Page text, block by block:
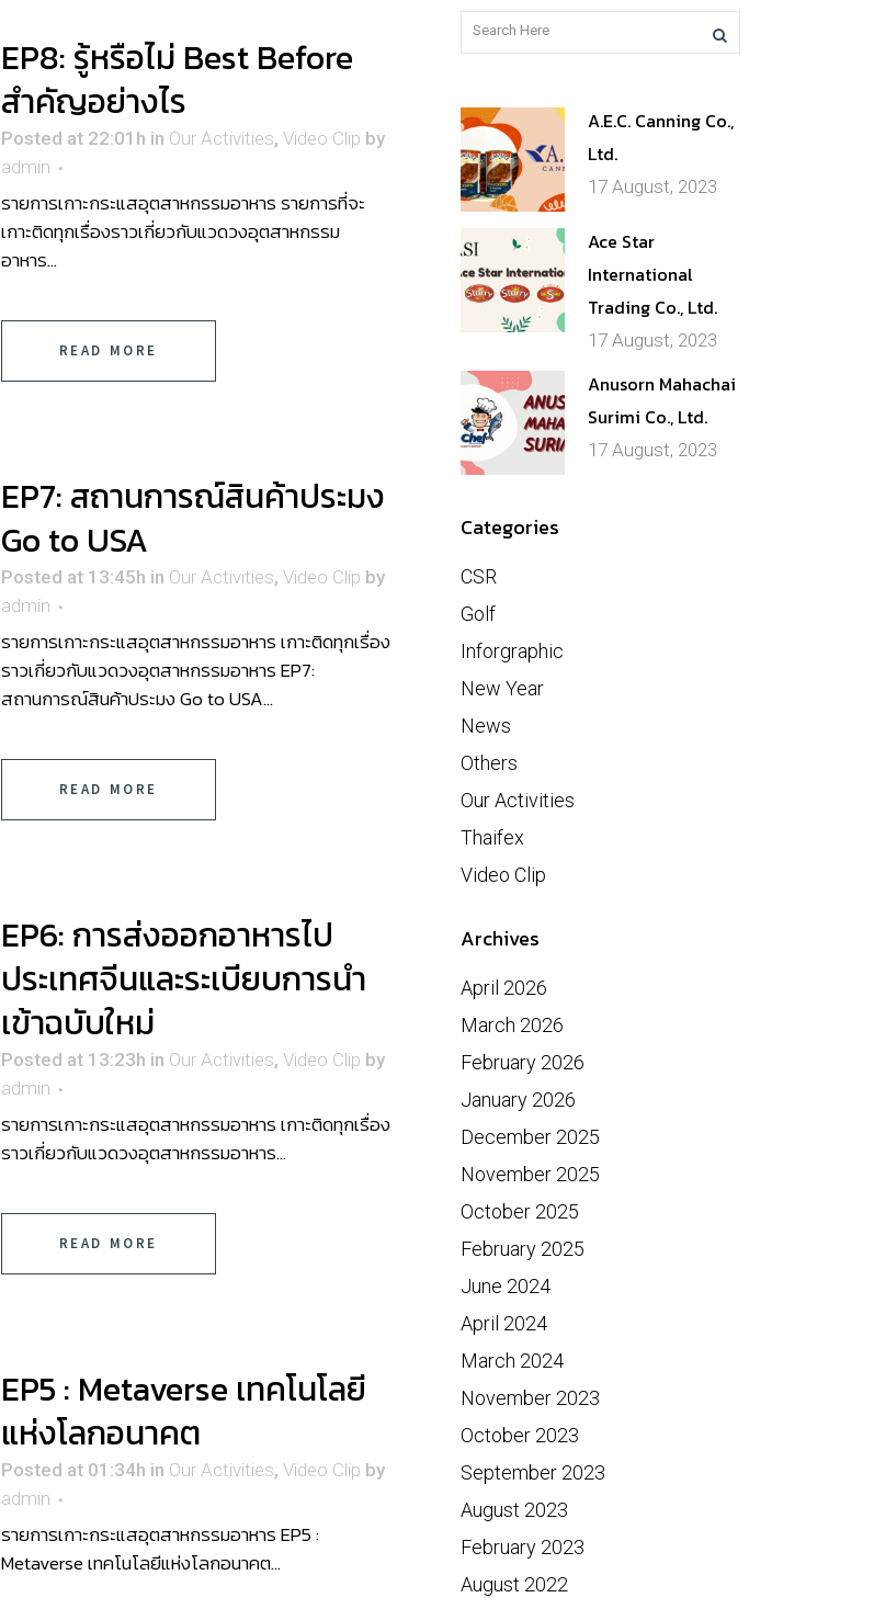
EP8: รู้หรือไม่ Best Before
สำคัญอย่างไร
Posted at 22:01h in Our Activities, Video Clip by
admin
รายการเกาะกระแสอุตสาหกรรมอาหาร รายการที่จะ
เกาะติดทุกเรื่องราวเกี่ยวกับแวดวงอุตสาหกรรม
อาหาร...
READ MORE
EP7: สถานการณ์สินค้าประมง
Go to USA
Posted at 13:45h in Our Activities, Video Clip by
admin
รายการเกาะกระแสอุตสาหกรรมอาหาร เกาะติดทุกเรื่อง
ราวเกี่ยวกับแวดวงอุตสาหกรรมอาหาร EP7:
สถานการณ์สินค้าประมง Go to USA...
READ MORE
EP6: การส่งออกอาหารไป
ประเทศจีนและระเบียบการนำ
เข้าฉบับใหม่
Posted at 13:23h in Our Activities, Video Clip by
admin
รายการเกาะกระแสอุตสาหกรรมอาหาร เกาะติดทุกเรื่อง
ราวเกี่ยวกับแวดวงอุตสาหกรรมอาหาร...
READ MORE
EP5 : Metaverse เทคโนโลยี
แห่งโลกอนาคต
Posted at 01:34h in Our Activities, Video Clip by
admin
รายการเกาะกระแสอุตสาหกรรมอาหาร EP5 :
Metaverse เทคโนโลยีแห่งโลกอนาคต...
A.E.C. Canning Co.,
Ltd.
17 August, 2023
Ace Star
International
Trading Co., Ltd.
17 August, 2023
Anusorn Mahachai
Surimi Co., Ltd.
17 August, 2023
Categories
CSR
Golf
Inforgraphic
New Year
News
Others
Our Activities
Thaifex
Video Clip
Archives
April 2026
March 2026
February 2026
January 2026
December 2025
November 2025
October 2025
February 2025
June 2024
April 2024
March 2024
November 2023
October 2023
September 2023
August 2023
February 2023
August 2022